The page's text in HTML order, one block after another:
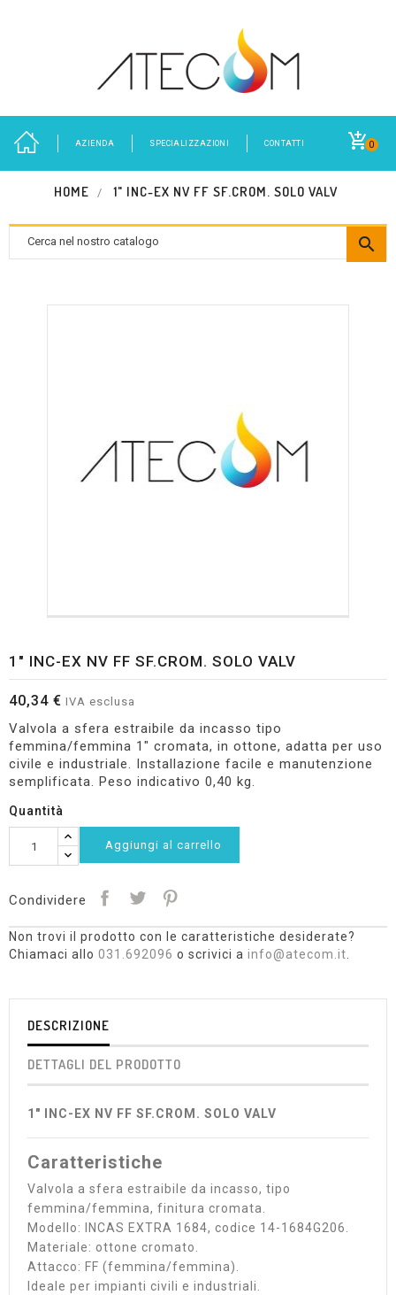
0
AZIENDA SPECIALIZZAZIONI CONTATTI
HOME 1" INC-EX NV FF SF.CROM. SOLO VALV

1" INC-EX NV FF SF.CROM. SOLO VALV
40,34 € IVA esclusa
Valvola a sfera estraibile da incasso tipo
femmina/femmina 1" cromata, in ottone, adatta per uso
civile e industriale. Installazione facile e manutenzione
semplificata. Peso indicativo 0,40 kg.
Quantità
Aggiungi al carrello
Condividere
Non trovi il prodotto con le caratteristiche desiderate?
Chiamaci allo 031.692096 o scrivici a info@atecom.it
DESCRIZIONE
DETTAGLI DEL PRODOTTO
1" INC-EX NV FF SF.CROM. SOLO VALV
Caratteristiche
Valvola a sfera estraibile da incasso, tipo
femmina/femmina, finitura cromata.
Modello: INCAS EXTRA 1684, codice 14-1684G206.
Materiale: ottone cromato.
Attacco: FF (femmina/femmina).
Ideale per impianti civili e industriali.